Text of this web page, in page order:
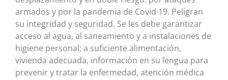
armados y por la pandemia de Covid 19. Peligran
su integridad y seguridad. Se les debe garantizar
acceso al agua, al saneamiento y a instalaciones de
higiene personal; a suficiente alimentación,
vivienda adecuada, información en su lengua para
prevenir y tratar la enfermedad, atención médica